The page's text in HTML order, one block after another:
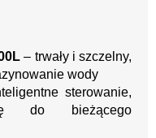
– trwały i szczelny,
wody
sterowanie,
do bieżącego